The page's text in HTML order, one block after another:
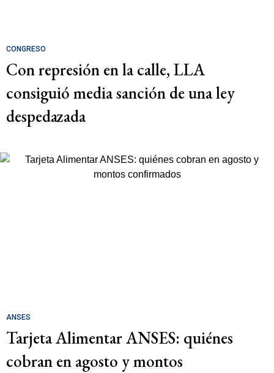
CONGRESO
Con represión en la calle, LLA
consiguió media sanción de una ley
despedazada
ANSES
Tarjeta Alimentar ANSES: quiénes
cobran en agosto y montos